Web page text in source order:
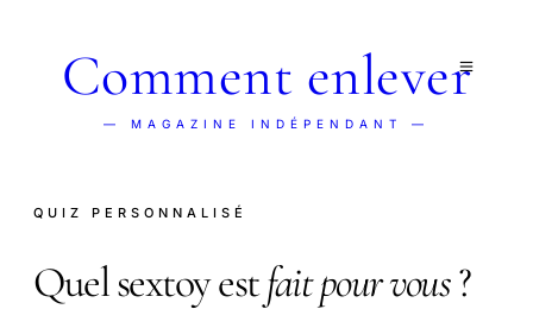
Comment enlever
— MAGAZINE INDÉPENDANT —
QUIZ PERSONNALISÉ
Quel sextoy estfait pour vous?